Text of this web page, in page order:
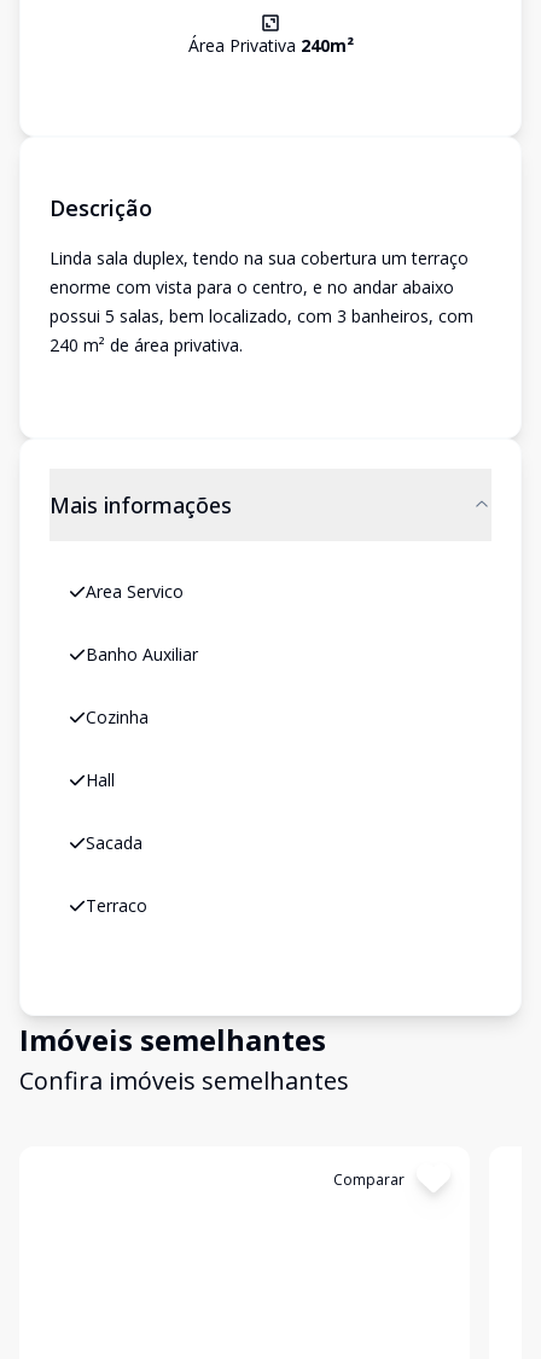
Área Privativa 240m²
Descrição
Linda sala duplex, tendo na sua cobertura um terraço
enorme com vista para o centro, e no andar abaixo
possui 5 salas, bem localizado, com 3 banheiros, com
240 m² de área privativa.
Mais informações
Area Servico
Banho Auxiliar
Cozinha
Hall
Sacada
Terraco
Imóveis semelhantes
Confira imóveis semelhantes
Comparar